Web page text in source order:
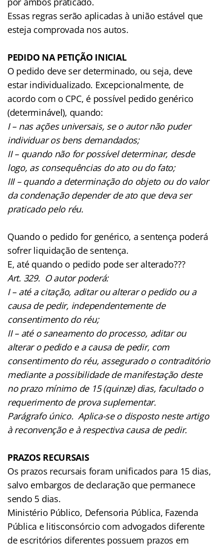
Essas regras serão aplicadas à união estável que
esteja comprovada nos autos.
PEDIDO NA PETIÇÃO INICIAL
O pedido deve ser determinado, ou seja, deve
estar individualizado. Excepcionalmente, de
acordo com o CPC, é possível pedido genérico
(determinável), quando:
I – nas ações universais, se o autor não puder
individuar os bens demandados;
II – quando não for possível determinar, desde
logo, as consequências do ato ou do fato;
III – quando a determinação do objeto ou do valor
da condenação depender de ato que deva ser
praticado pelo réu.
Quando o pedido for genérico, a sentença poderá
sofrer liquidação de sentença.
E, até quando o pedido pode ser alterado???
Art. 329. O autor poderá:
I – até a citação, aditar ou alterar o pedido ou a
causa de pedir, independentemente de
consentimento do réu;
II – até o saneamento do processo, aditar ou
alterar o pedido e a causa de pedir, com
consentimento do réu, assegurado o contraditório
mediante a possibilidade de manifestação deste
no prazo mínimo de 15 (quinze) dias, facultado o
requerimento de prova suplementar.
Parágrafo único. Aplica-se o disposto neste artigo
à reconvenção e à respectiva causa de pedir.
PRAZOS RECURSAIS
Os prazos recursais foram unificados para 15 dias,
salvo embargos de declaração que permanece
sendo 5 dias.
Ministério Público, Defensoria Pública, Fazenda
Pública e litisconsórcio com advogados diferente
de escritórios diferentes possuem prazos em